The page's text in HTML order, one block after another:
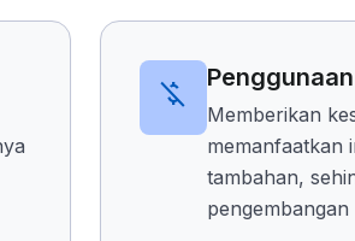
money_off
Memberikan
memanfaatkan
tambahan,